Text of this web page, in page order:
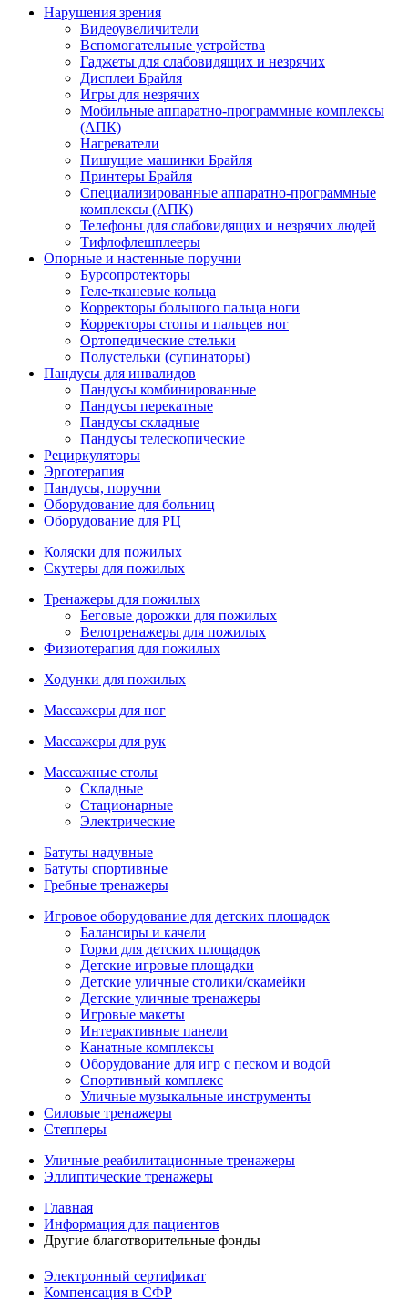
Нарушения зрения
Видеоувеличители
Вспомогательные устройства
Гаджеты для слабовидящих и незрячих
Дисплеи Брайля
Игры для незрячих
Мобильные аппаратно-программные комплексы
(АПК)
Нагреватели
Пишущие машинки Брайля
Принтеры Брайля
Специализированные аппаратно-программные
комплексы (АПК)
Телефоны для слабовидящих и незрячих людей
Тифлофлешплееры
Опорные и настенные поручни
Бурсопротекторы
Геле-тканевые кольца
Корректоры большого пальца ноги
Корректоры стопы и пальцев ног
Ортопедические стельки
Полустельки (супинаторы)
Пандусы для инвалидов
Пандусы комбинированные
Пандусы перекатные
Пандусы складные
Пандусы телескопические
Рециркуляторы
Эрготерапия
Пандусы, поручни
Оборудование для больниц
Оборудование для РЦ
Коляски для пожилых
Скутеры для пожилых
Тренажеры для пожилых
Беговые дорожки для пожилых
Велотренажеры для пожилых
Физиотерапия для пожилых
Ходунки для пожилых
Массажеры для ног
Массажеры для рук
Массажные столы
Складные
Стационарные
Электрические
Батуты надувные
Батуты спортивные
Гребные тренажеры
Игровое оборудование для детских площадок
Балансиры и качели
Горки для детских площадок
Детские игровые площадки
Детские уличные столики/скамейки
Детские уличные тренажеры
Игровые макеты
Интерактивные панели
Канатные комплексы
Оборудование для игр с песком и водой
Спортивный комплекс
Уличные музыкальные инструменты
Силовые тренажеры
Степперы
Уличные реабилитационные тренажеры
Эллиптические тренажеры
Главная
Информация для пациентов
Другие благотворительные фонды
Электронный сертификат
Компенсация в СФР